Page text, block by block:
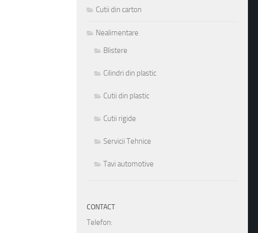
Cutii din carton
Nealimentare
Blistere
Cilindri din plastic
Cutii din plastic
Cutii rigide
Servicii Tehnice
Tavi automotive
CONTACT
Telefon: